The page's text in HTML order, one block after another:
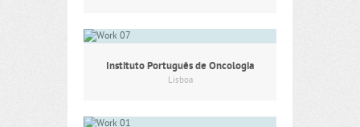
Instituto Português de Oncologia
Lisboa